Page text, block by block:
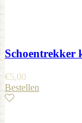
Schoentrekker
€5,00
Bestellen